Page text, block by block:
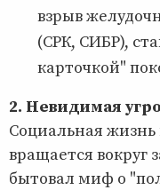
взрыв
(СРК, СИБР),
карточкой"
2. Невидимая
Социальная
вращается вокруг
бытовал миф о